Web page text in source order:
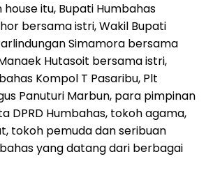
itu, Bupati Humbahas
bersama istri, Wakil Bupati
Simamora bersama
Hutasoit bersama istri,
Kompol T Pasaribu, Plt
Panuturi Marbun, para pimpinan
DPRD Humbahas, tokoh agama,
tokoh pemuda dan seribuan
yang datang dari berbagai